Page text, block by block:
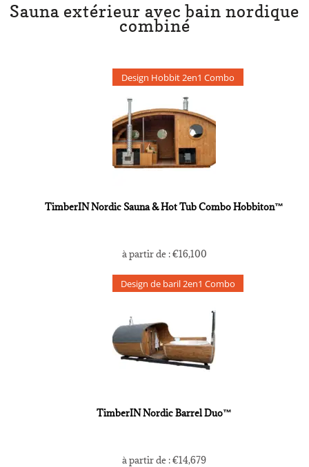
Sauna extérieur avec bain nordique
combiné
Design Hobbit 2en1 Combo
TimberIN Nordic Sauna & Hot Tub Combo Hobbiton™
à partir de :€16,100
Design de baril 2en1 Combo
TimberIN Nordic Barrel Duo™
à partir de :€14,679